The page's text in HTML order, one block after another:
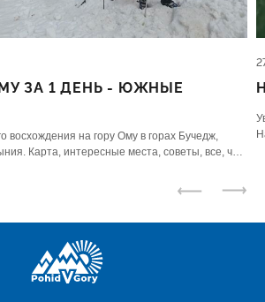
ЗА 1 ДЕНЬ - ЮЖНЫЕ
восхождения на гору Ому в горах Бучедж,
Карта, интересные места, советы, все, что